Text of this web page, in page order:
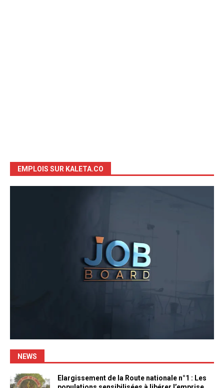
EMPLOIS SUR KALETA.CO
NEWS
Elargissement de la Route nationale n°1 : Les